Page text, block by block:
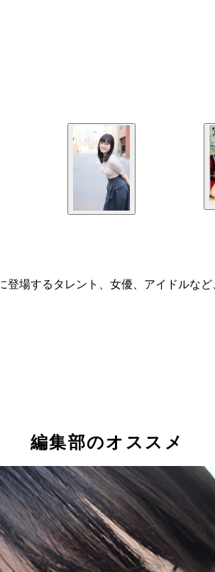
場するタレント、女優、アイドルな
編集部のオススメ